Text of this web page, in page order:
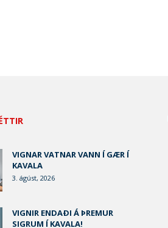
VIGNAR VATNAR VANN Í GÆR Í
KAVALA
3. ágúst, 2026
VIGNIR ENDAÐI Á ÞREMUR
SIGRUM Í KAVALA!